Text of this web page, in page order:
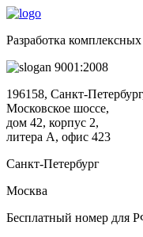
Разработка
9001:2008
196158, Санкт-
Московское шоссе,
дом 42, корпус 2,
литера А, офис 423
Санкт-Петербург
Москва
Бесплатный номер для